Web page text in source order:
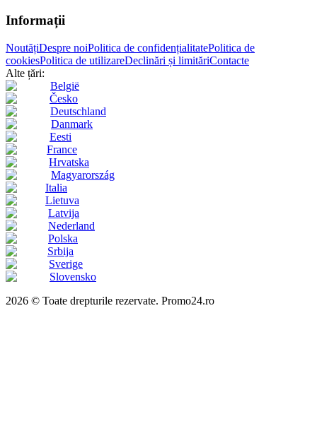
Informații
NoutățiDespre noiPolitica de confidențialitatePolitica de
cookiesPolitica de utilizareDeclinări și limităriContacte
Alte țări:
België
Česko
Deutschland
Danmark
Eesti
France
Hrvatska
Magyarország
Italia
Lietuva
Latvija
Nederland
Polska
Srbija
Sverige
Slovensko
2026 © Toate drepturile rezervate. Promo24.ro